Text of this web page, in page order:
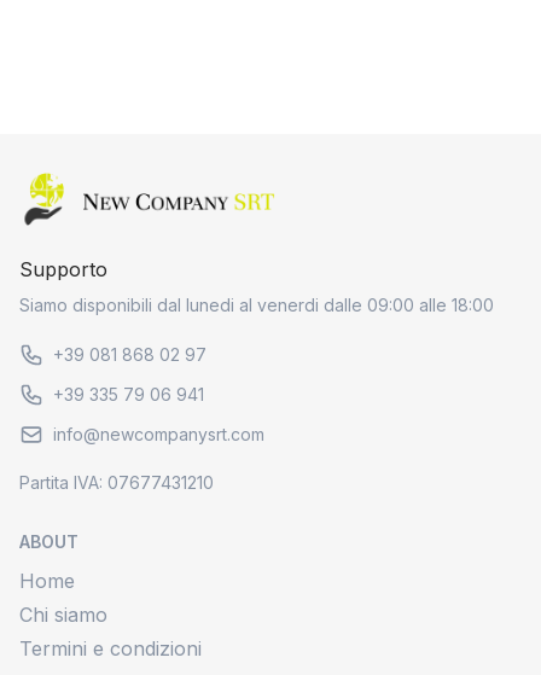
Home page
ABOUT
Home
Chi siamo
Termini e condizioni
Supporto
Siamo disponibili dal lunedi al venerdi dalle 09:00 alle 18:00
+39 081 868 02 97
+39 335 79 06 941
info@newcompanysrt.com
Partita IVA: 07677431210